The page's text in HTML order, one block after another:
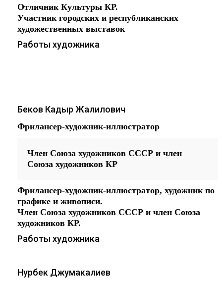
Отличник Культуры КР.
Участник городских и республиканских
художественных выставок
Работы художника
Беков Кадыр Жалилович
Фрилансер-художник-иллюстратор
Член Союза художников СССР и член
Союза художников КР
Фрилансер-художник-иллюстратор, художник по
графике и живописи.
Член Союза художников СССР и член Союза
художников КР.
Работы художника
Нурбек Джумакалиев